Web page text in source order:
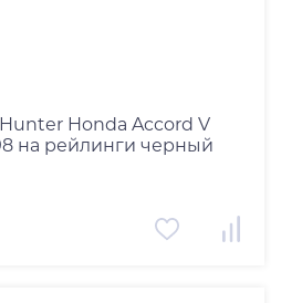
Honda Accord V
на рейлинги черный